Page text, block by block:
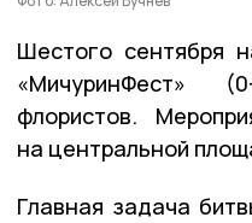
Шестого сентября
«МичуринФест»
флористов.
на центральной
Главная задача